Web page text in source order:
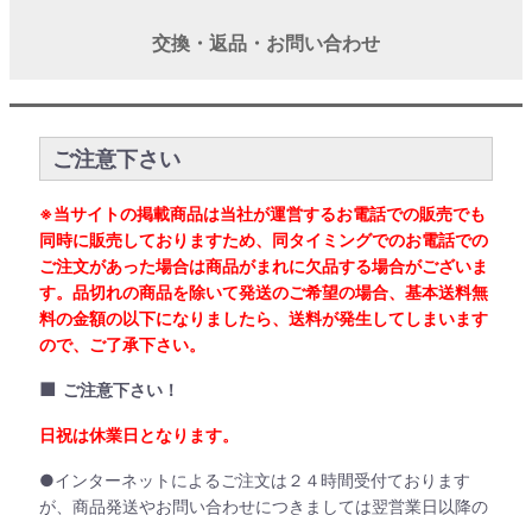
交換・返品・お問い合わせ
ご注意下さい
※当サイトの掲載商品は当社が運営するお電話での販売でも
同時に販売しておりますため、同タイミングでのお電話での
ご注文があった場合は商品がまれに欠品する場合がございま
す。品切れの商品を除いて発送のご希望の場合、基本送料無
料の金額の以下になりましたら、送料が発生してしまいます
ので、ご了承下さい。
■ ご注意下さい！
日祝は休業日となります。
●インターネットによるご注文は２４時間受付ております
が、商品発送やお問い合わせにつきましては翌営業日以降の